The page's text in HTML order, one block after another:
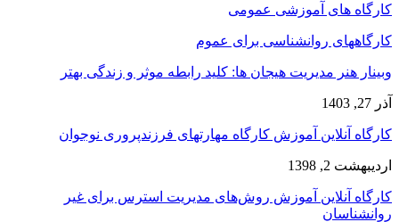
کارگاه های آموزشی عمومی
کارگاههای روانشناسی برای عموم
وبینار هنر مدیریت هیجان ها: کلید رابطه موثر و زندگی بهتر
آذر 27, 1403
کارگاه آنلاین آموزش کارگاه مهارتهای فرزندپروری نوجوان
اردیبهشت 2, 1398
کارگاه آنلاین آموزش روش‌های مدیریت استرس برای غیر
روانشناسان